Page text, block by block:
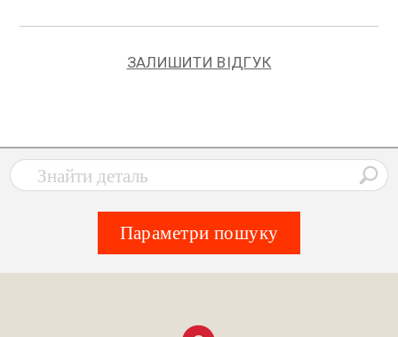
ЗАЛИШИТИ ВІДГУК
Параметри пошуку